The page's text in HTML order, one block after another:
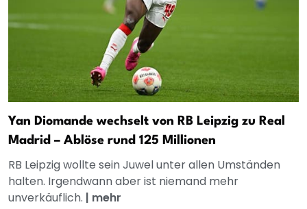
Yan Diomande wechselt von RB Leipzig zu Real
Madrid – Ablöse rund 125 Millionen
RB Leipzig wollte sein Juwel unter allen Umständen
halten. Irgendwann aber ist niemand mehr
unverkäuflich. | mehr